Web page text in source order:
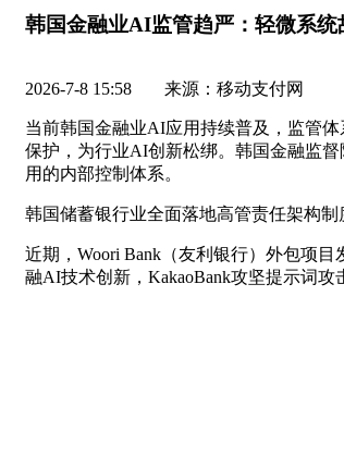
韩国金融业AI监管趋严：轻微系统
2026-7-8 15:58 来源：移动支付网
当前韩国金融业AI应用持续普及，监管
保护，为行业AI创新松绑。韩国金融监
用的内部控制体系。
韩国储蓄银行业全面落地高管责任架构制
近期，Woori Bank（友利银行）外包项
融AI技术创新，KakaoBank攻坚提示词